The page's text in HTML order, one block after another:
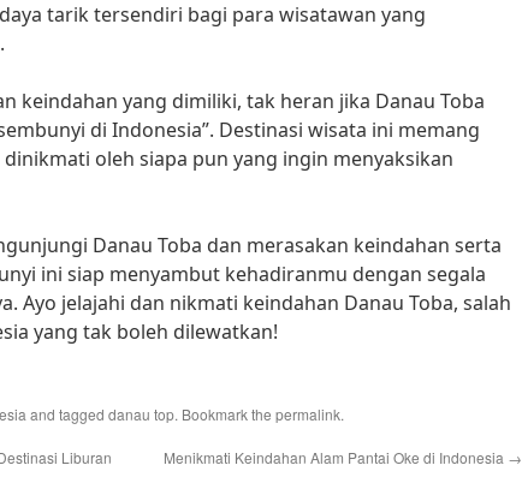
tarik tersendiri bagi para wisatawan yang
keindahan yang dimiliki, tak heran jika Danau Toba
di Indonesia”. Destinasi wisata ini memang
oleh siapa pun yang ingin menyaksikan
Danau Toba dan merasakan keindahan serta
ini siap menyambut kehadiranmu dengan segala
Ayo jelajahi dan nikmati keindahan Danau Toba, salah
yang tak boleh dilewatkan!
and tagged danau top. Bookmark the permalink.
Liburan
Menikmati Keindahan Alam Pantai Oke di Indonesia →